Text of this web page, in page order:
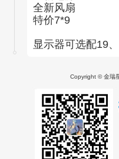
全新风扇
特价7*9
显示器可选配19
Copyright © 金瑞